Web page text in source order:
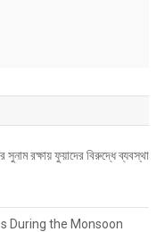
সুনাম রক্ষায় ফুয়াদের বিরুদ্ধে ব্যবস্থা
During the Monsoon